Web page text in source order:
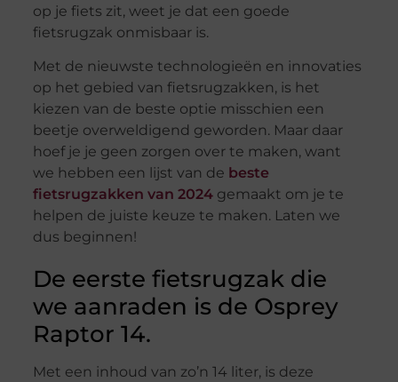
op je fiets zit, weet je dat een goede
fietsrugzak onmisbaar is.
Met de nieuwste technologieën en innovaties
op het gebied van fietsrugzakken, is het
kiezen van de beste optie misschien een
beetje overweldigend geworden. Maar daar
hoef je je geen zorgen over te maken, want
we hebben een lijst van de beste
fietsrugzakken van 2024gemaakt om je te
helpen de juiste keuze te maken. Laten we
dus beginnen!
De eerste fietsrugzak die
we aanraden is de Osprey
Raptor 14.
Met een inhoud van zo’n 14 liter, is deze